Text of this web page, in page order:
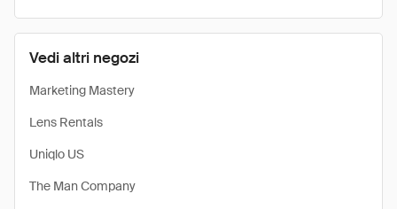
Vedi altri negozi
Marketing Mastery
Lens Rentals
Uniqlo US
The Man Company